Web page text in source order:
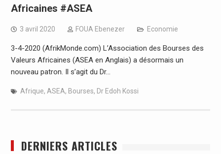
Africaines #ASEA
3 avril 2020 FOUA Ebenezer Economie
3-4-2020 (AfrikMonde.com) L’Association des Bourses des
Valeurs Africaines (ASEA en Anglais) a désormais un
nouveau patron. Il s’agit du Dr…
Afrique, ASEA, Bourses, Dr Edoh Kossi
DERNIERS ARTICLES